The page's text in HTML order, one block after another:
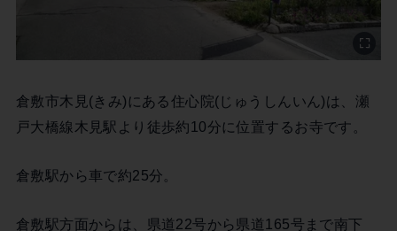
倉敷市木見(きみ)にある住心院(じゅうしんいん)は、瀬
戸大橋線木見駅より徒歩約10分に位置するお寺です。
倉敷駅から車で約25分。
倉敷駅方面からは、県道22号から県道165号まで南下